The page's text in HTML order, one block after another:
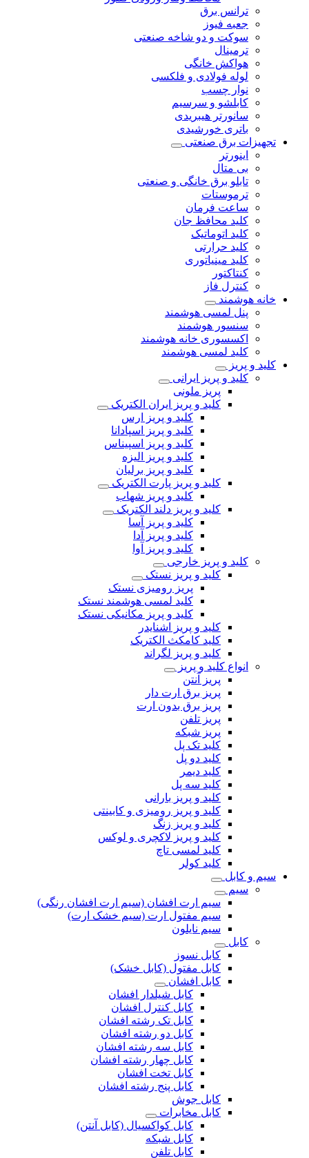
ترانس برق
جعبه فیوز
سوکت و دو شاخه صنعتی
ترمینال
هواکش خانگی
لوله فولادی و فلکسی
نوار چسب
کابلشو و سرسیم
سانورتر هیبریدی
باتری خورشیدی
تجهیزات برق صنعتی
اینورتر
بی متال
تابلو برق خانگی و صنعتی
ترموستات
ساعت فرمان
کلید محافظ جان
کلید اتوماتیک
کلید حرارتی
کلید مینیاتوری
کنتاکتور
کنترل فاز
خانه هوشمند
پنل لمسی هوشمند
سنسور هوشمند
اکسسوری خانه هوشمند
کلید لمسی هوشمند
کلید و پریز
کلید و پریز ایرانی
پریز ملونی
کلید و پریز ایران الکتریک
کلید و پریز ارس
کلید و پریز اسپادانا
کلید و پریز اسپیناس
کلید و پریز الیزه
کلید و پریز برلیان
کلید و پریز پارت الکتریک
کلید و پریز شهاب
کلید و پریز دلند الکتریک
کلید و پریز آسا
کلید و پریز آدا
کلید و پریز آوا
کلید و پریز خارجی
کلید و پریز نستک
پریز رومیزی نستک
کلید لمسی هوشمند نستک
کلید و پریز مکانیکی نستک
کلید و پریز اشنایدر
کلید کامکث الکتریک
کلید و پریز لگراند
انواع کلید و پریز
پریز آنتن
پریز برق ارت دار
پریز برق بدون ارت
پریز تلفن
پریز شبکه
کلید تک پل
کلید دو پل
کلید دیمر
کلید سه پل
کلید و پریز بارانی
کلید و پریز رومیزی و کابینتی
کلید و پریز زنگ
کلید و پریز لاکچری و لوکس
کلید لمسی تاچ
کلید کولر
سیم و کابل
سیم
سیم ارت افشان (سیم ارت افشان رنگی)
سیم مفتول ارت (سیم خشک ارت)
سیم نایلون
کابل
کابل نسوز
کابل مفتول (کابل خشک)
کابل افشان
کابل شیلدار افشان
کابل کنترل افشان
کابل تک رشته افشان
کابل دو رشته افشان
کابل سه رشته افشان
کابل چهار رشته افشان
کابل تخت افشان
کابل پنج رشته افشان
کابل جوش
کابل مخابرات
کابل کواکسیال (کابل آنتن)
کابل شبکه
کابل تلفن